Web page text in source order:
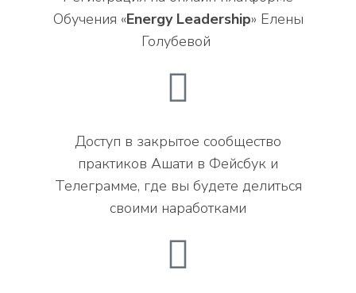
Обучения «Energy Leadership» Елены
Голубевой
Доступ в закрытое сообщество
практиков Ашати в Фейсбук и
Телеграмме, где вы будете делиться
своими наработками